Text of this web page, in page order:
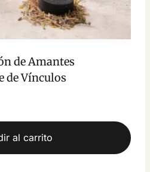
de Amantes
de Vínculos
al carrito